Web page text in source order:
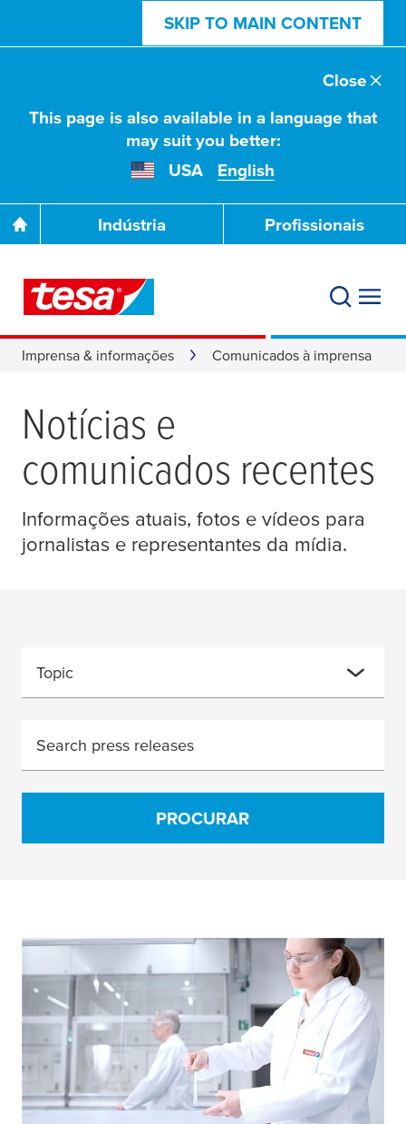
SKIP TO MAIN CONTENT
This page is also available in a language that
may suit you better:
USA
English
Close
Indústria Profissionais
Imprensa & informações Comunicados à imprensa
Notícias e
comunicados recentes
Informações atuais, fotos e vídeos para
jornalistas e representantes da mídia.
Topic
Search press releases
PROCURAR